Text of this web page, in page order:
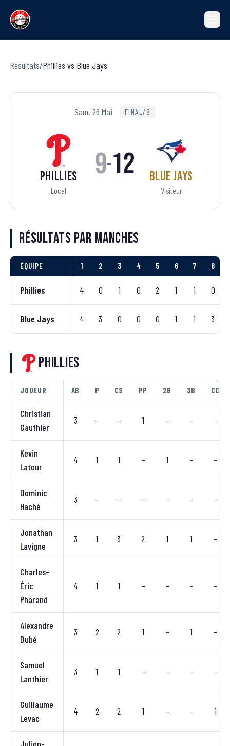
Résultats/Phillies vs Blue Jays
Sam. 26 Mai FINAL/8
Phillies
Local
9–12 Blue Jays
Visiteur
Résultats par manches
ÉQUIPE 1 2 3 4 5 6 7 8
Phillies 4 0 1 0 2 1 1 0
Blue Jays 4 3 0 0 0 1 1 3
Phillies
JOUEUR AB P CS PP 2B 3B CC
Christian
Gauthier
3 – – 1 – – –
Kevin
Latour
4 1 1 – 1 – –
Dominic
Haché
3 – – – – – –
Jonathan
Lavigne
3 1 3 2 1 1 –
Charles-
Éric
Pharand
4 1 1 – – – –
Alexandre
Dubé
3 2 2 1 – 1 –
Samuel
Lanthier
3 1 1 – – – –
Guillaume
Levac
4 2 2 1 – – 1